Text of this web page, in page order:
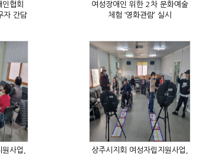
체험 ‘영화관람’ 실시